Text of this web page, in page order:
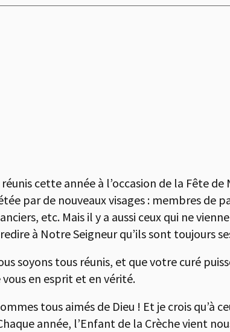
réunis cette année à l’occasion de la Fête
par de nouveaux visages : membres de
etc. Mais il y a aussi ceux qui ne
à Notre Seigneur qu’ils sont toujours
soyons tous réunis, et que votre curé
en esprit et en vérité.
tous aimés de Dieu ! Et je crois qu’à
année, l’Enfant de la Crèche vient